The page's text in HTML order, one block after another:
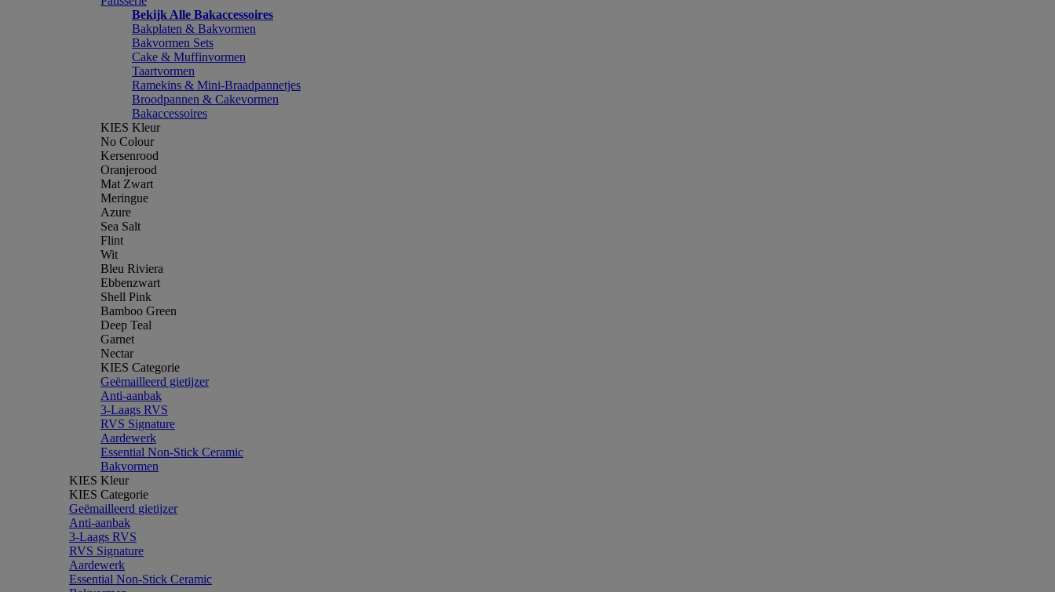
Bekijk Alle Bakaccessoires
Bakplaten & Bakvormen
Bakvormen Sets
Cake & Muffinvormen
Taartvormen
Ramekins & Mini-Braadpannetjes
Broodpannen & Cakevormen
Bakaccessoires
KIES Kleur
No Colour
Kersenrood
Oranjerood
Mat Zwart
Meringue
Azure
Sea Salt
Flint
Wit
Bleu Riviera
Ebbenzwart
Shell Pink
Bamboo Green
Deep Teal
Garnet
Nectar
KIES Categorie
Geëmailleerd gietijzer
Anti-aanbak
3-Laags RVS
RVS Signature
Aardewerk
Essential Non-Stick Ceramic
Bakvormen
KIES Kleur
KIES Categorie
Geëmailleerd gietijzer
Anti-aanbak
3-Laags RVS
RVS Signature
Aardewerk
Essential Non-Stick Ceramic